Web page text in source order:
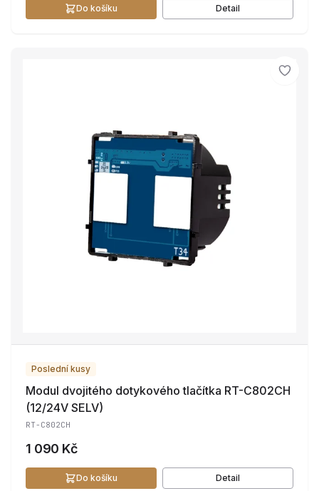
Do košíku Detail
Poslední kusy
Modul dvojitého dotykového tlačítka RT-C802CH
(12/24V SELV)
RT-C802CH
1 090 Kč
Do košíku Detail